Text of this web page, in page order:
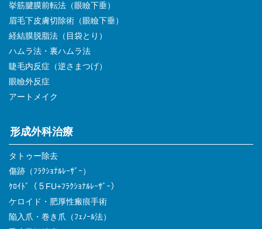
挙筋腱膜前転法（眼瞼下垂）
眉毛下皮膚切除術（眼瞼下垂）
経結膜脱脂法（目袋とり）
ハムラ法・裏ハムラ法
睫毛内反症（逆さまつげ）
眼瞼外反症
アートメイク
形成外科治療
タトゥー除去
傷跡（ﾌﾗｸｼｮﾅﾙﾚｰｻﾞｰ）
ｹﾛｲﾄﾞ（５FU+ﾌﾗｸｼｮﾅﾙﾚｰｻﾞｰ）
ケロイド・肥厚性瘢痕手術
陥入爪・巻き爪（ﾌｪﾉｰﾙ法）